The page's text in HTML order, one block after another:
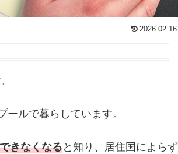
2026.02.16
ルで暮らしています。
きなくなると知り、居住国によらず